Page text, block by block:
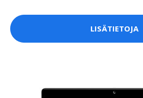
LISÄTIETOJA